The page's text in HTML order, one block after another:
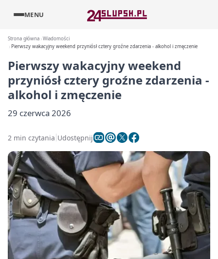
MENU
Strona główna Wiadomości
Pierwszy wakacyjny weekend przyniósł cztery groźne zdarzenia - alkohol i zmęczenie
Pierwszy wakacyjny weekend
przyniósł cztery groźne zdarzenia -
alkohol i zmęczenie
29 czerwca 2026
2 min czytania Udostępnij